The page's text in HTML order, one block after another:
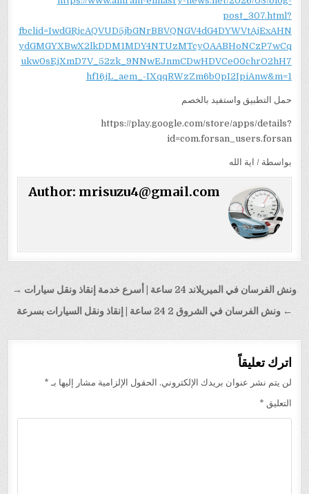
post_307.html?
fbclid=IwdGRjcAQVUD5jbGNrBBVQNGV4dG4DYWVtAjExAHN
ydGMGYXBwX2lkDDM1MDY4NTUzMTcyOAABHoNCzP7wCq
ukw0sEjXmD7V_52zk_9NNwEJnmCDwHDVCe00chrO2hH7
hf16jL_aem_-IXqqRWzZm6b0pI2IpiAnw&m=1
حمل التطبيق واستفيد بالخصم
https://play.google.com/store/apps/details?
id=com.forsan_users.forsan
بواسطة / اية الله
Author: mrisuzu4@gmail.com
تصفّح
المقالات
ونش الفرسان في الميريلاند 24 ساعة | أسرع خدمة إنقاذ ونقل سيارات →
← ونش الفرسان في الشروق 2 24 ساعة | إنقاذ ونقل السيارات بسرعة
اترك تعليقاً
لن يتم نشر عنوان بريدك الإلكتروني. الحقول الإلزامية مشار إليها بـ *
التعليق *